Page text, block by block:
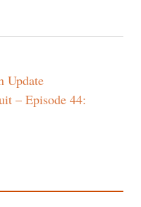
Update
– Episode 44: